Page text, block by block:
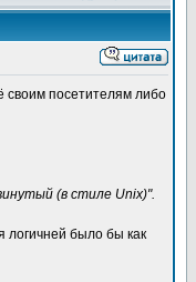
своим посетителям либо
(в стиле Unix)".
логичней было бы как